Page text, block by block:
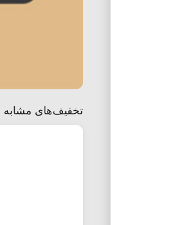
تخفیف‌های مشابه